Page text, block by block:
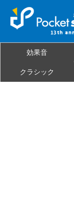
効果音
クラシック